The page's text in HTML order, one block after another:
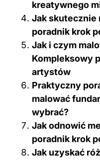
kreatywnego
Jak skutecznie
poradnik krok
Jak i czym
Kompleksowy
artystów
Praktyczny
malować
wybrać?
Jak odnowić
poradnik krok
Jak uzyskać